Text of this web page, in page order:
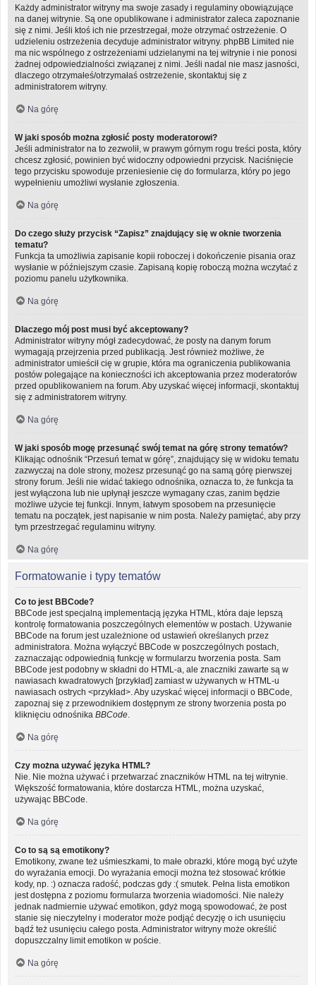
Każdy administrator witryny ma swoje zasady i regulaminy obowiązujące
na danej witrynie. Są one opublikowane i administrator zaleca zapoznanie
się z nimi. Jeśli ktoś ich nie przestrzegał, może otrzymać ostrzeżenie. O
udzieleniu ostrzeżenia decyduje administrator witryny. phpBB Limited nie
ma nic wspólnego z ostrzeżeniami udzielanymi na tej witrynie i nie ponosi
żadnej odpowiedzialności związanej z nimi. Jeśli nadal nie masz jasności,
dlaczego otrzymałeś/otrzymałaś ostrzeżenie, skontaktuj się z
administratorem witryny.
Na górę
W jaki sposób można zgłosić posty moderatorowi?
Jeśli administrator na to zezwolił, w prawym górnym rogu treści posta, który
chcesz zgłosić, powinien być widoczny odpowiedni przycisk. Naciśnięcie
tego przycisku spowoduje przeniesienie cię do formularza, który po jego
wypełnieniu umożliwi wysłanie zgłoszenia.
Na górę
Do czego służy przycisk “Zapisz” znajdujący się w oknie tworzenia
tematu?
Funkcja ta umożliwia zapisanie kopii roboczej i dokończenie pisania oraz
wysłanie w późniejszym czasie. Zapisaną kopię roboczą można wczytać z
poziomu panelu użytkownika.
Na górę
Dlaczego mój post musi być akceptowany?
Administrator witryny mógł zadecydować, że posty na danym forum
wymagają przejrzenia przed publikacją. Jest również możliwe, że
administrator umieścił cię w grupie, która ma ograniczenia publikowania
postów polegające na konieczności ich akceptowania przez moderatorów
przed opublikowaniem na forum. Aby uzyskać więcej informacji, skontaktuj
się z administratorem witryny.
Na górę
W jaki sposób mogę przesunąć swój temat na górę strony tematów?
Klikając odnośnik “Przesuń temat w górę”, znajdujący się w widoku tematu
zazwyczaj na dole strony, możesz przesunąć go na samą górę pierwszej
strony forum. Jeśli nie widać takiego odnośnika, oznacza to, że funkcja ta
jest wyłączona lub nie upłynął jeszcze wymagany czas, zanim będzie
możliwe użycie tej funkcji. Innym, łatwym sposobem na przesunięcie
tematu na początek, jest napisanie w nim posta. Należy pamiętać, aby przy
tym przestrzegać regulaminu witryny.
Na górę
Formatowanie i typy tematów
Co to jest BBCode?
BBCode jest specjalną implementacją języka HTML, która daje lepszą
kontrolę formatowania poszczególnych elementów w postach. Używanie
BBCode na forum jest uzależnione od ustawień określanych przez
administratora. Można wyłączyć BBCode w poszczególnych postach,
zaznaczając odpowiednią funkcję w formularzu tworzenia posta. Sam
BBCode jest podobny w składni do HTML-a, ale znaczniki zawarte są w
nawiasach kwadratowych [przykład] zamiast w używanych w HTML-u
nawiasach ostrych <przykład>. Aby uzyskać więcej informacji o BBCode,
zapoznaj się z przewodnikiem dostępnym ze strony tworzenia posta po
kliknięciu odnośnika BBCode
Na górę
Czy można używać języka HTML?
Nie. Nie można używać i przetwarzać znaczników HTML na tej witrynie.
Większość formatowania, które dostarcza HTML, można uzyskać,
używając BBCode.
Na górę
Co to są są emotikony?
Emotikony, zwane też uśmieszkami, to małe obrazki, które mogą być użyte
do wyrażania emocji. Do wyrażania emocji można też stosować krótkie
kody, np. :) oznacza radość, podczas gdy :( smutek. Pełna lista emotikon
jest dostępna z poziomu formularza tworzenia wiadomości. Nie należy
jednak nadmiernie używać emotikon, gdyż mogą spowodować, że post
stanie się nieczytelny i moderator może podjąć decyzję o ich usunięciu
bądź też usunięciu całego posta. Administrator witryny może określić
dopuszczalny limit emotikon w poście.
Na górę